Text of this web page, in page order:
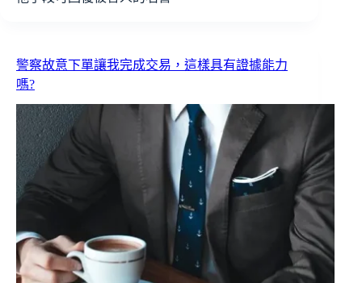
警察故意下單讓我完成交易，這樣具有證據能力
嗎?